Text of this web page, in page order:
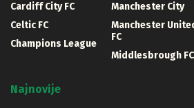
Cardiff City FC
Celtic FC
Champions League
Manchester City
Manchester
FC
Middlesbrough FC
Najnovije